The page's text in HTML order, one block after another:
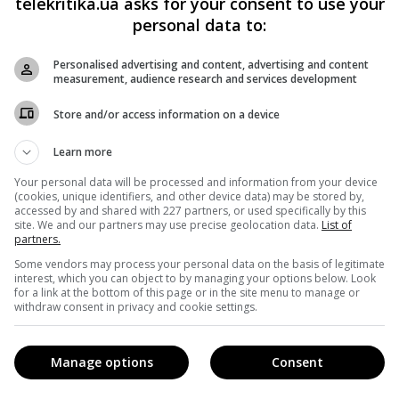
можливі ефективні результати», – коментує нову
of Havas. За підсумками 2018 року команда Артема
агентств маркетингових сервісів України (ВРК, сезон
на різних рекламних фестивалях.
найсміливіші очікування, і ми здійснюємо безліч
Managing Director Dentsu Media. – Хоча я давно
ми хочемо розширити нашу стратегічну експертизу та
сервісу. Також є ще ряд амбітних ідей щодо
менеджменті, які хоч і залишаться за кадром, але
сконцентрувавшись на найважливішому. Крім того,
складнішими, і ми завжди повинні думати на кілька
завдань мислити екосистемою маркетингу».
personal data to:
Personalised advertising and content, advertising and content
measurement, audience research and services development
Store and/or access information on a device
Learn more
Your personal data will be processed and information from your device
(cookies, unique identifiers, and other device data) may be stored by,
accessed by and shared with 227 partners, or used specifically by this
site. We and our partners may use precise geolocation data. List of
partners.
Some vendors may process your personal data on the basis of legitimate
interest, which you can object to by managing your options below. Look
for a link at the bottom of this page or in the site menu to manage or
withdraw consent in privacy and cookie settings.
Consent
Manage options